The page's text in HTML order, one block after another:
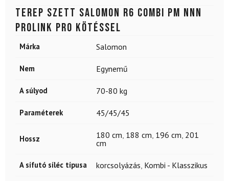
Terep szett SALOMON R6 Combi PM NNN
Prolink Pro kötéssel
Márka Salomon
Nem Egynemű
A súlyod 70-80 kg
Paraméterek 45/45/45
Hossz 180 cm 188 cm 196 cm 201
cm
A sífutó síléc típusa korcsolyázás Kombi - Klasszikus